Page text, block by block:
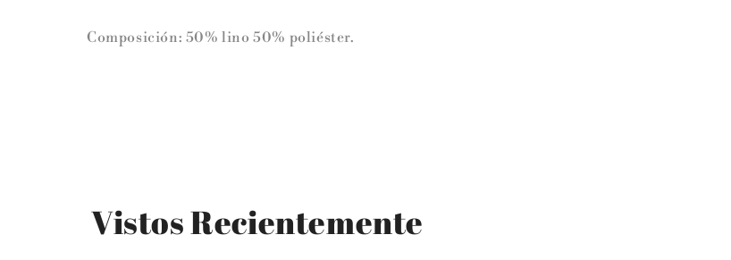
Composición: 50% lino 50% poliéster.
Vistos Recientemente